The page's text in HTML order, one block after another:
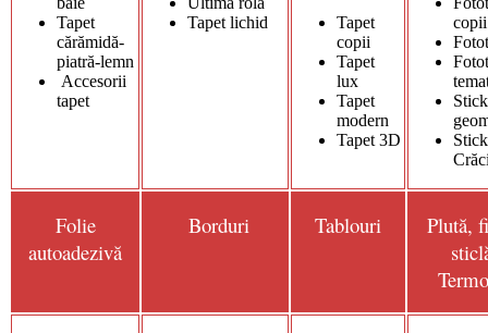
Tapet
cărămidă-
piatră-lemn
Accesorii
tapet
Tapet lichid
Tapet
copii
Tapet
lux
Tapet
modern
Tapet 3D
copii
Folie
autoadezivă
Borduri Tablouri
Plută,